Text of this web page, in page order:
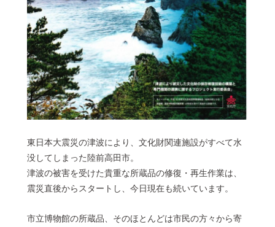
東日本大震災の津波により、文化財関連施設がすべて水
没してしまった陸前高田市。
津波の被害を受けた貴重な所蔵品の修復・再生作業は、
震災直後からスタートし、今日現在も続いています。
市立博物館の所蔵品、そのほとんどは市民の方々から寄